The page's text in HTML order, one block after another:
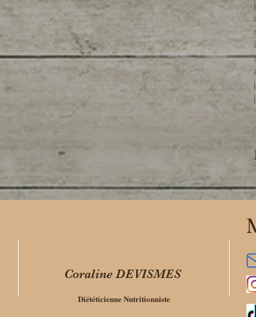
Coraline DEVISMES
Diététicienne Nutritionniste